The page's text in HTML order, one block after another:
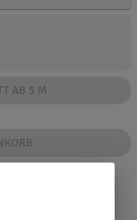
AB 5 M